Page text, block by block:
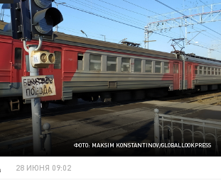
ФОТО: MAKSIM KONSTANTINOV/GLOBALLOOKPRESS
28 ИЮНЯ 09:02